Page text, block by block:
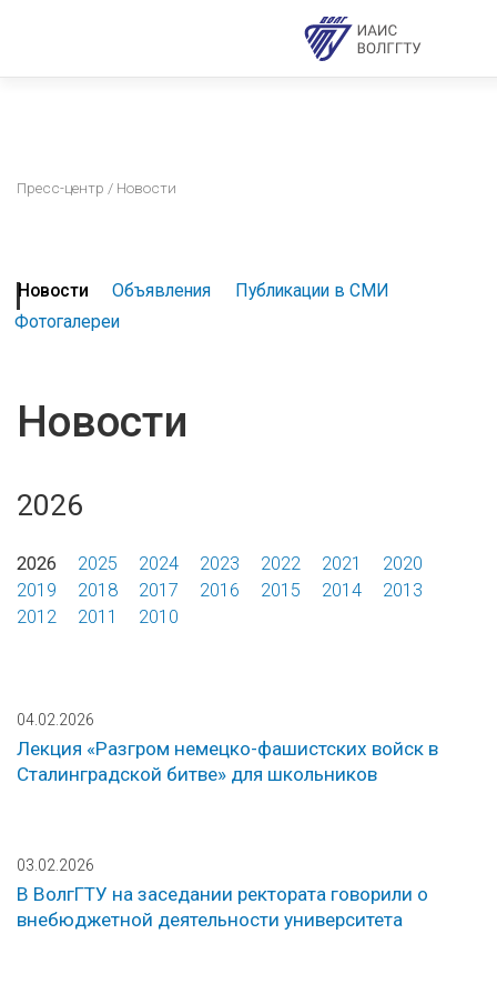
Пресс-центр / Новости
Новости Объявления
Публикации в СМИ
Фотогалереи
Новости
2026
2026 2025 2024 2023 2022 2021
2020
2019
2018 2017 2016 2015 2014
2013
2012
2011 2010
04.02.2026
Лекция «Разгром немецко-фашистских войск в
Сталинградской битве» для школьников
03.02.2026
В ВолгГТУ на заседании ректората говорили о
внебюджетной деятельности университета